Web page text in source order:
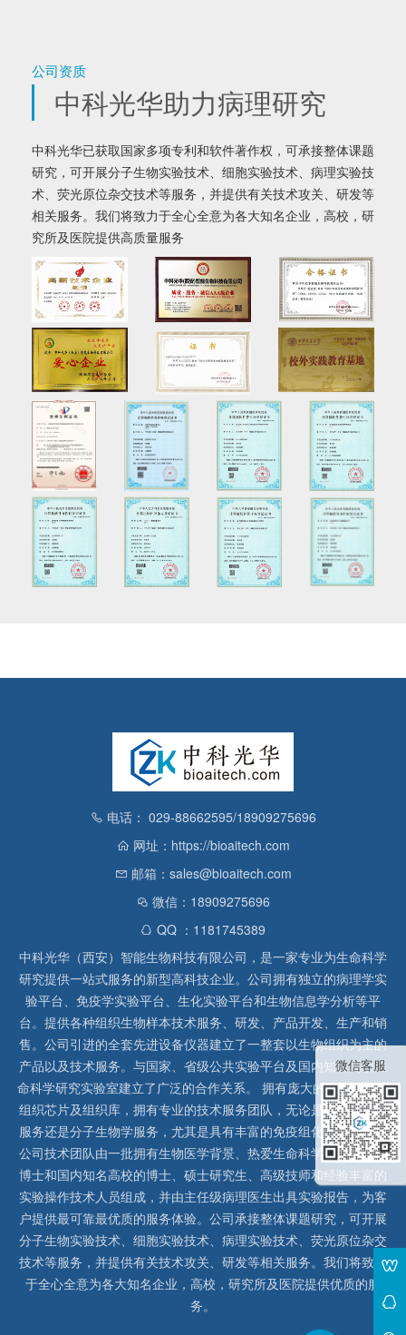
公司资质
中科光华助力病理研究
中科光华已获取国家多项专利和软件著作权，可承接整体课题
研究，可开展分子生物实验技术、细胞实验技术、病理实验技
术、荧光原位杂交技术等服务，并提供有关技术攻关、研发等
相关服务。我们将致力于全心全意为各大知名企业，高校，研
究所及医院提供高质量服务
电话： 029-88662595/18909275696
网址：https://bioaitech.com
邮箱：sales@bioaitech.com
微信：18909275696
QQ ：1181745389
中科光华（西安）智能生物科技有限公司，是一家专业为生命科学
研究提供一站式服务的新型高科技企业。公司拥有独立的病理学实
验平台、免疫学实验平台、生化实验平台和生物信息学分析等平
台。提供各种组织生物样本技术服务、研发、产品开发、生产和销
售。公司引进的全套先进设备仪器建立了一整套以生物组织为主的
产品以及技术服务。与国家、省级公共实验平台及国内知名高校生
命科学研究实验室建立了广泛的合作关系。 拥有庞大的石蜡、冰冻
组织芯片及组织库，拥有专业的技术服务团队，无论是形态病理学
服务还是分子生物学服务，尤其是具有丰富的免疫组化实验经验，
公司技术团队由一批拥有生物医学背景、热爱生命科学研究的留美
博士和国内知名高校的博士、硕士研究生、高级技师和经验丰富的
实验操作技术人员组成，并由主任级病理医生出具实验报告，为客
户提供最可靠最优质的服务体验。公司承接整体课题研究，可开展
分子生物实验技术、细胞实验技术、病理实验技术、荧光原位杂交
技术等服务，并提供有关技术攻关、研发等相关服务。我们将致力
于全心全意为各大知名企业，高校，研究所及医院提供优质的服
务。
微信客服